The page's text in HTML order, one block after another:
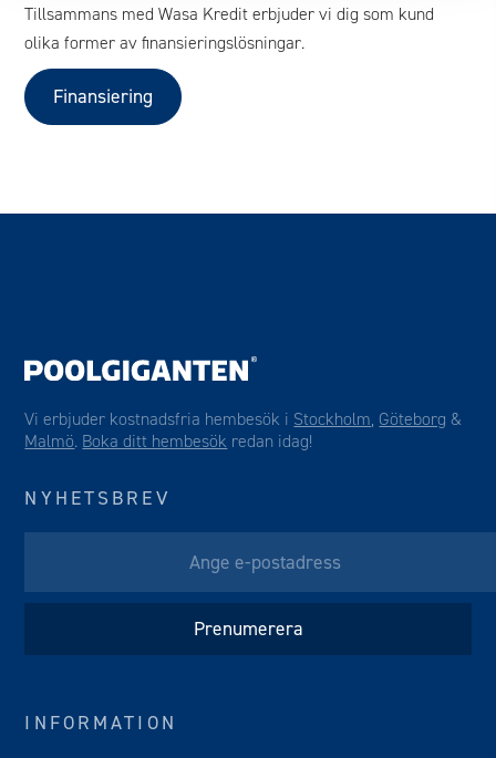
Tillsammans med Wasa Kredit erbjuder vi dig som kund
olika former av finansieringslösningar.
Finansiering
Vi erbjuder kostnadsfria hembesök i Stockholm, Göteborg &
Malmö. Boka ditt hembesök redan idag!
NYHETSBREV
INFORMATION